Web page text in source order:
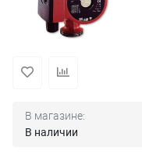
В магазине:
В наличии